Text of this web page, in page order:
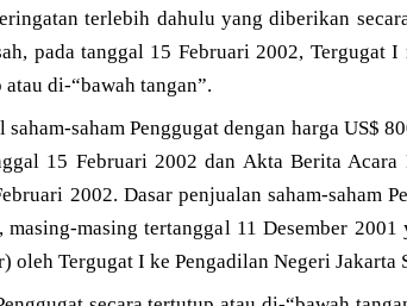
terlebih dahulu yang diberikan
pada tanggal 15 Februari 2002, Tergugat I
di-“bawah tangan”.
saham Penggugat dengan harga US$
15 Februari 2002 dan Akta Berita Acara
2002. Dasar penjualan saham-saham
masing tertanggal 11 Desember 2001
Tergugat I ke Pengadilan Negeri Jakarta